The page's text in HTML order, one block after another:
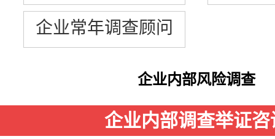
企业常年调查顾问
企业内部风险调查
企业内部调查举证咨